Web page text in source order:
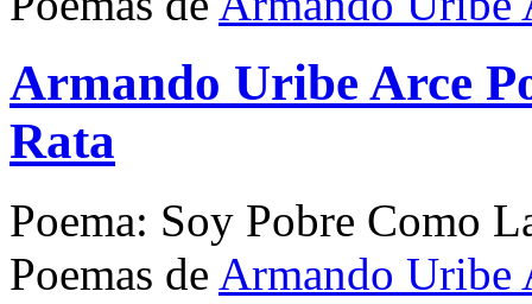
Armando Uribe Arce
Rata
Poema: Soy Pobre Como
Poemas de Armando Uribe